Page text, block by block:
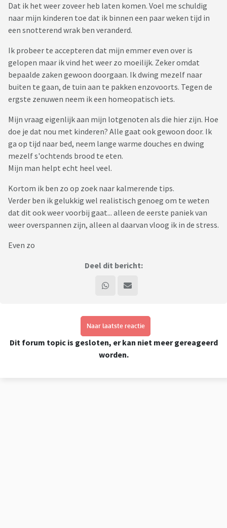
Dat ik het weer zoveer heb laten komen. Voel me schuldig
naar mijn kinderen toe dat ik binnen een paar weken tijd in
een snotterend wrak ben veranderd.
Ik probeer te accepteren dat mijn emmer even over is
gelopen maar ik vind het weer zo moeilijk. Zeker omdat
bepaalde zaken gewoon doorgaan. Ik dwing mezelf naar
buiten te gaan, de tuin aan te pakken enzovoorts. Tegen de
ergste zenuwen neem ik een homeopatisch iets.
Mijn vraag eigenlijk aan mijn lotgenoten als die hier zijn. Hoe
doe je dat nou met kinderen? Alle gaat ook gewoon door. Ik
ga op tijd naar bed, neem lange warme douches en dwing
mezelf s'ochtends brood te eten.
Mijn man helpt echt heel veel.
Kortom ik ben zo op zoek naar kalmerende tips.
Verder ben ik gelukkig wel realistisch genoeg om te weten
dat dit ook weer voorbij gaat... alleen de eerste paniek van
weer overspannen zijn, alleen al daarvan vloog ik in de stress.
Even zo
Deel dit bericht:
Naar laatste reactie
Dit forum topic is gesloten, er kan niet meer gereageerd
worden.